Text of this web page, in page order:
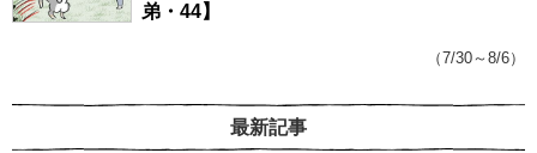
弟・44】
（7/30～8/6）
最新記事